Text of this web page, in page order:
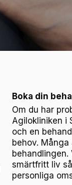
Boka din
Om du har
Agilokliniken i
och en
behov.
smärtfritt liv
personliga